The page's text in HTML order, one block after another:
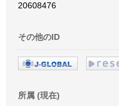
20608476
その他のID
所属 (現在)